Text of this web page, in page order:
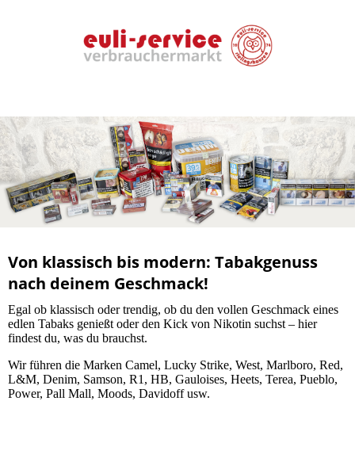
Von klassisch bis modern: Tabakgenuss
nach deinem Geschmack!
Egal ob klassisch oder trendig, ob du den vollen Geschmack eines
edlen Tabaks genießt oder den Kick von Nikotin suchst – hier
findest du, was du brauchst.
Wir führen die Marken Camel, Lucky Strike, West, Marlboro, Red,
L&M, Denim, Samson, R1, HB, Gauloises, Heets, Terea, Pueblo,
Power, Pall Mall, Moods, Davidoff usw.